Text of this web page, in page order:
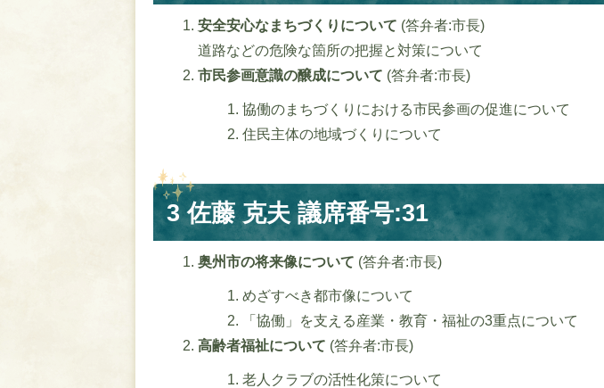
安全安心なまちづくりについて (答弁者:市長)
道路などの危険な箇所の把握と対策について
市民参画意識の醸成について (答弁者:市長)
協働のまちづくりにおける市民参画の促進について
住民主体の地域づくりについて
3 佐藤 克夫 議席番号:31
奥州市の将来像について (答弁者:市長)
めざすべき都市像について
「協働」を支える産業・教育・福祉の3重点について
高齢者福祉について (答弁者:市長)
老人クラブの活性化策について